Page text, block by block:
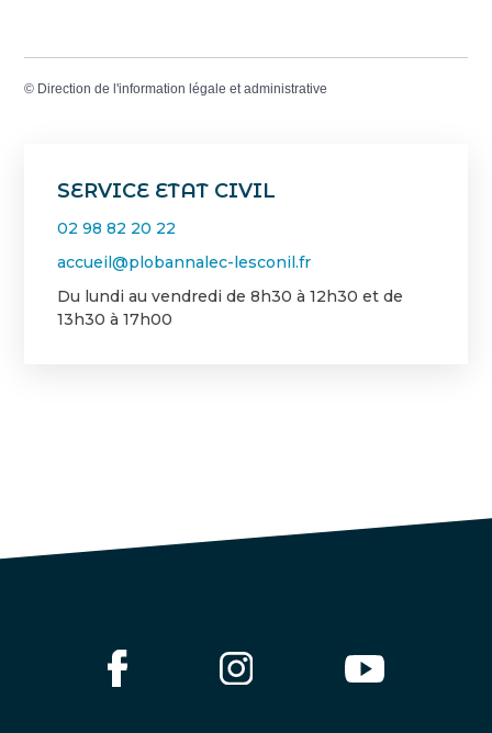
SERVICE ETAT CIVIL
02 98 82 20 22
accueil@plobannalec-lesconil.fr
Du lundi au vendredi de 8h30 à 12h30 et de
13h30 à 17h00
© Direction de l'information légale et administrative